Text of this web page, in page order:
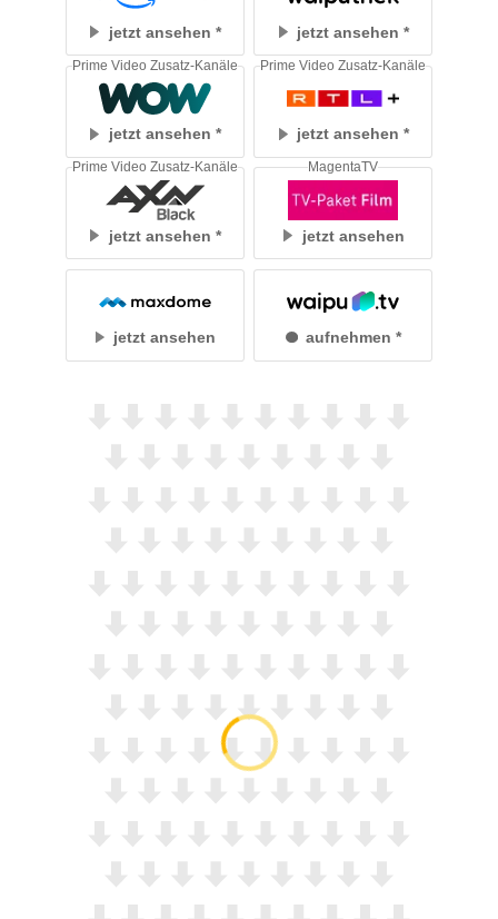
jetzt ansehen jetzt ansehen
jetzt ansehen
Prime Video Zusatz-Kanäle
jetzt ansehen
Prime Video Zusatz-Kanäle
jetzt ansehen
Prime Video Zusatz-Kanäle
jetzt ansehen
MagentaTV
jetzt ansehen aufnehmen